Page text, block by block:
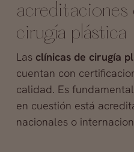
acreditaciones
cirugía plástica
Lasclínicas de cirugía
cuentan con
calidad. Es
en cuestión está
nacionales o